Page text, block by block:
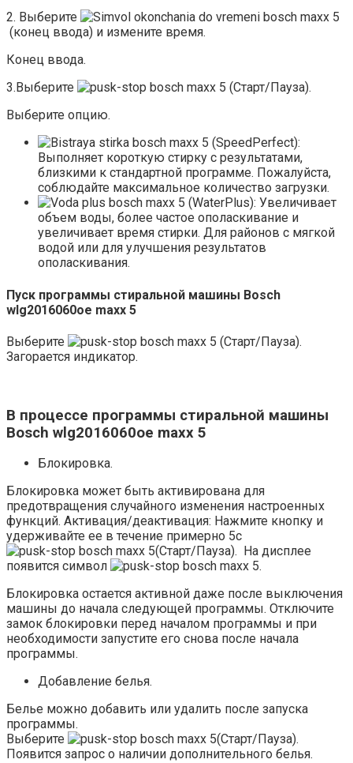
2. Выберите
(конец ввода) и измените время.
Конец ввода.
3.Выберите
(Старт/Пауза).
Выберите опцию.
(SpeedPerfect):
Выполняет короткую стирку с результатами,
близкими к стандартной программе. Пожалуйста,
соблюдайте максимальное количество загрузки.
(WaterPlus): Увеличивает
объем воды, более частое ополаскивание и
увеличивает время стирки. Для районов с мягкой
водой или для улучшения результатов
ополаскивания.
Пуск программы стиральной машины Bosch
wlg2016060oe maxx 5
Выберите
(Старт/Пауза).
Загорается индикатор.
В процессе программы стиральной машины
Bosch wlg2016060oe maxx 5
Блокировка.
Блокировка может быть активирована для
предотвращения случайного изменения настроенных
функций. Активация/деактивация: Нажмите кнопку и
удерживайте ее в течение примерно 5с
(Старт/Пауза). На дисплее
появится символ
.
Блокировка остается активной даже после выключения
машины до начала следующей программы. Отключите
замок блокировки перед началом программы и при
необходимости запустите его снова после начала
программы.
Добавление белья.
Белье можно добавить или удалить после запуска
программы.
Выберите
(Старт/Пауза).
Появится запрос о наличии дополнительного белья.